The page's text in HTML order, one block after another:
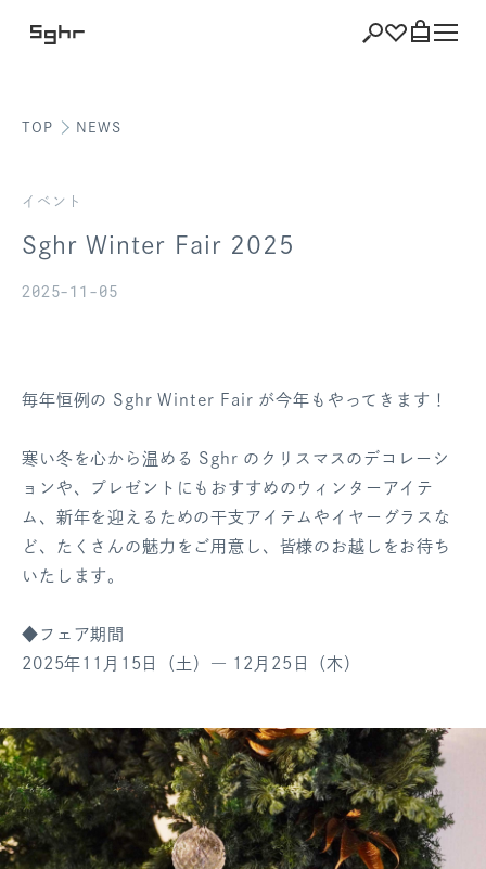
ショッピング
ポイント
お気に入り
ログアウト
TOP NEWS
イベント
Sghr Winter Fair 2025
2025-11-05
毎年恒例の Sghr Winter Fair が今年もやってきます！
寒い冬を心から温める Sghr のクリスマスのデコレーシ
ョンや、プレゼントにもおすすめのウィンターアイテ
ム、新年を迎えるための干支アイテムやイヤーグラスな
ど、たくさんの魅力をご用意し、皆様のお越しをお待ち
いたします。
◆フェア期間
2025年11月15日（土）― 12月25日（木）